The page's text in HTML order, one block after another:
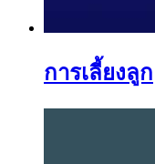
การเลี้ยงลูก